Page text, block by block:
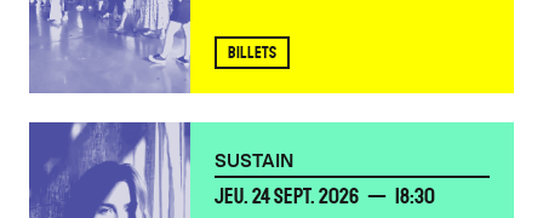
BILLETS
SUSTAIN
JEUDI
JEU. 24SEPTEMBRE
SEPT. 2026 18:30